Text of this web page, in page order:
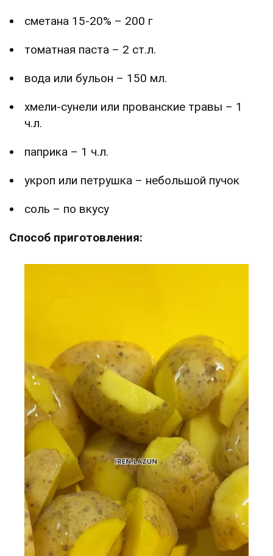
сметана 15-20% – 200 г
томатная паста – 2 ст.л.
вода или бульон – 150 мл.
хмели-сунели или прованские травы – 1
ч.л.
паприка – 1 ч.л.
укроп или петрушка – небольшой пучок
соль – по вкусу
Способ приготовления: